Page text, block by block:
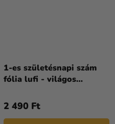
1-es születésnapi szám
fólia lufi - világos
2 490 Ft